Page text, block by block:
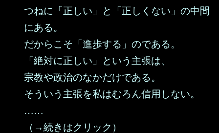
つねに「正しい」と「正しくない」の中間
にある。
だからこそ「進歩する」のである。
「絶対に正しい」という主張は、
宗教や政治のなかだけである。
そういう主張を私はむろん信用しない。
……
（→続きはクリック）